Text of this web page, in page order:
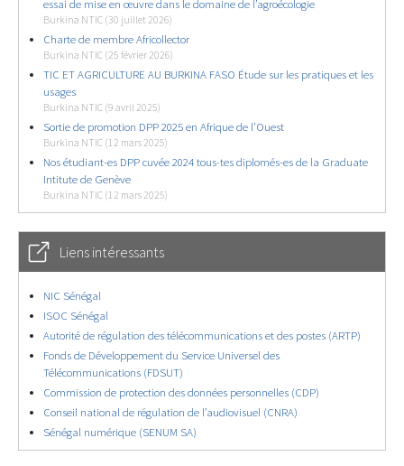
essai de mise en œuvre dans le domaine de l’agroécologie
Burkina NTIC (30 juillet 2026)
Charte de membre Africollector
Burkina NTIC (25 février 2026)
TIC ET AGRICULTURE AU BURKINA FASO Étude sur les pratiques et les
usages
Burkina NTIC (9 avril 2025)
Sortie de promotion DPP 2025 en Afrique de l’Ouest
Burkina NTIC (12 mars 2025)
Nos étudiant-es DPP cuvée 2024 tous-tes diplomés-es de la Graduate
Intitute de Genève
Burkina NTIC (12 mars 2025)
Liens intéressants
NIC Sénégal
ISOC Sénégal
Autorité de régulation des télécommunications et des postes (ARTP)
Fonds de Développement du Service Universel des
Télécommunications (FDSUT)
Commission de protection des données personnelles (CDP)
Conseil national de régulation de l’audiovisuel (CNRA)
Sénégal numérique (SENUM SA)